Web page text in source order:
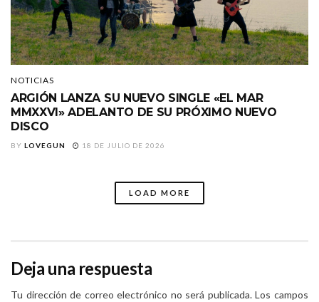
NOTICIAS
ARGIÓN LANZA SU NUEVO SINGLE «EL MAR
MMXXVI» ADELANTO DE SU PRÓXIMO NUEVO
DISCO
BY LOVEGUN 18 DE JULIO DE 2026
LOAD MORE
Deja una respuesta
Tu dirección de correo electrónico no será publicada. Los campos